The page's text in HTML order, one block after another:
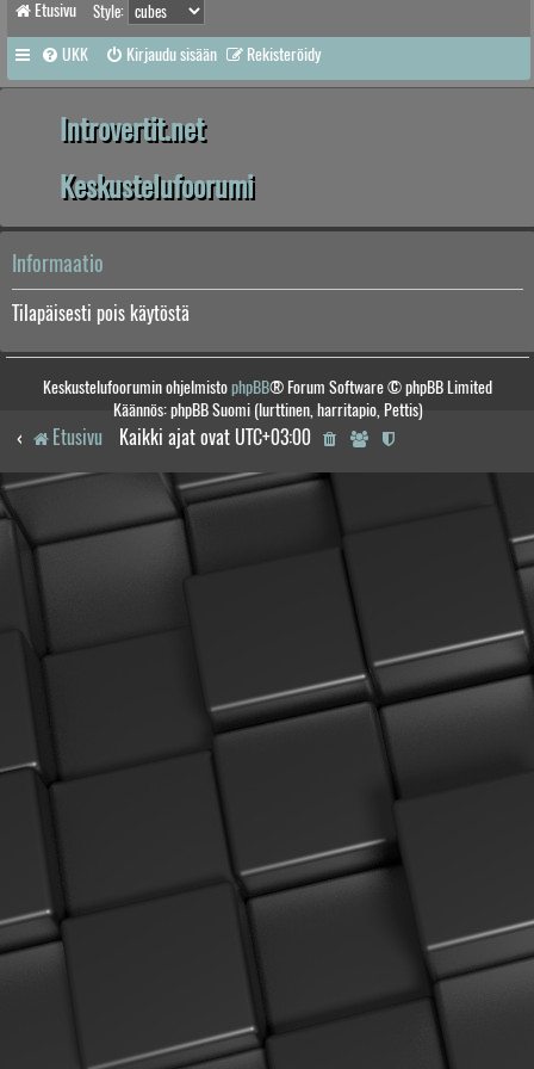
Etusivu Style:
UKK Kirjaudu sisään Rekisteröidy
Introvertit.net
Keskustelufoorumi
Informaatio
Tilapäisesti pois käytöstä
Keskustelufoorumin ohjelmistophpBB® Forum Software © phpBB Limited
Käännös: phpBB Suomi (lurttinen, harritapio, Pettis)
Etusivu Kaikki ajat ovat UTC+03:00